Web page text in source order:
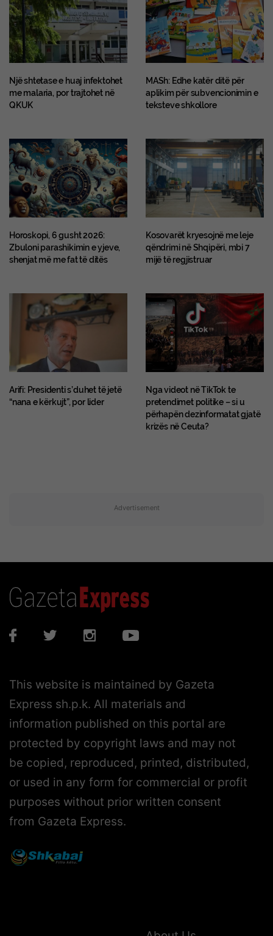
Një shtetase e huaj infektohet
me malaria, por trajtohet në
QKUK
MASh: Edhe katër ditë për
aplikim për subvencionimin e
teksteve shkollore
Horoskopi, 6 gusht 2026:
Zbuloni parashikimin e yjeve,
shenjat më me fat të ditës
Kosovarët kryesojnë me leje
qëndrimi në Shqipëri, mbi 7
mijë të regjistruar
Arifi: Presidenti s’duhet të jetë
“nana e kërkujt”, por lider
Nga videot në TikTok te
pretendimet politike – si u
përhapën dezinformatat gjatë
krizës në Ceuta?
Advertisement
This website is maintained by Gazeta
Express sh.p.k. All materials and
information published on this portal are
protected by copyright laws and may not
be copied, reproduced, printed, distributed,
or used in any form for commercial or profit
purposes without prior written consent
from Gazeta Express.
About Us